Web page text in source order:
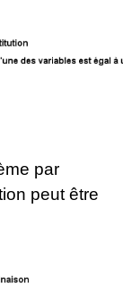
par
peut être